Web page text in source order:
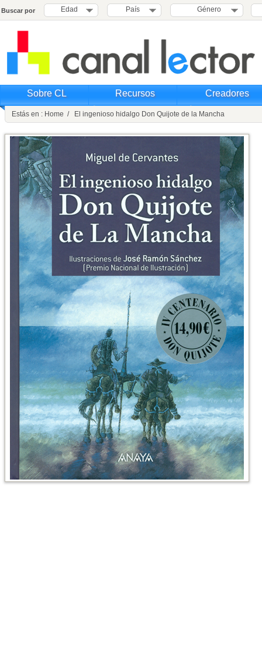
Buscar por Edad País Género
Sobre CL Recursos Creadores
Estás en : Home / El ingenioso hidalgo Don Quijote de la Mancha